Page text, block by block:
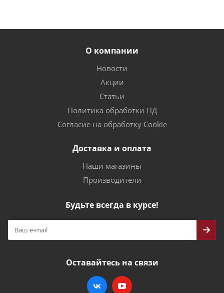
О компании
Новости
Акции
Статьи
Политика обработки ПД
Согласие на обработку Cookie
Доставка и оплата
Наши магазины
Производители
Будьте всегда в курсе!
Оставайтесь на связи